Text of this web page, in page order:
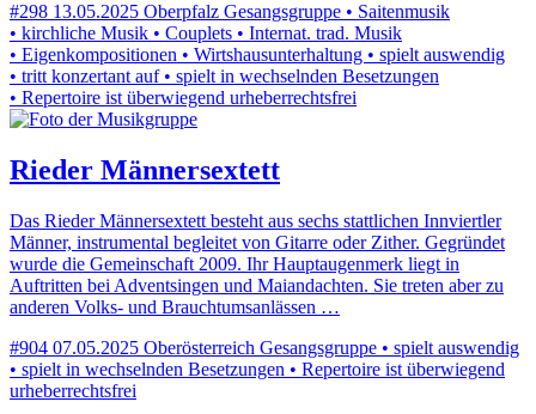
#298 13.05.2025 Oberpfalz Gesangsgruppe • Saitenmusik
• kirchliche Musik • Couplets • Internat. trad. Musik
• Eigenkompositionen • Wirtshausunterhaltung • spielt auswendig
• tritt konzertant auf • spielt in wechselnden Besetzungen
• Repertoire ist überwiegend urheberrechtsfrei
Rieder Männersextett
Das Rieder Männersextett besteht aus sechs stattlichen Innviertler
Männer, instrumental begleitet von Gitarre oder Zither. Gegründet
wurde die Gemeinschaft 2009. Ihr Hauptaugenmerk liegt in
Auftritten bei Adventsingen und Maiandachten. Sie treten aber zu
anderen Volks- und Brauchtumsanlässen …
#904 07.05.2025 Oberösterreich Gesangsgruppe • spielt auswendig
• spielt in wechselnden Besetzungen • Repertoire ist überwiegend
urheberrechtsfrei